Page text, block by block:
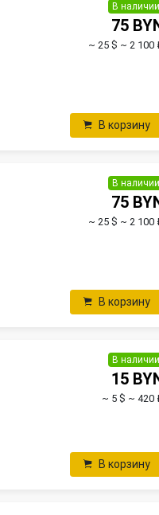
В наличии
75
~ 25 $ ~ 2 100
В корзину
В наличии
75
~ 25 $ ~ 2 100
В корзину
В наличии
15
~ 5 $ ~ 420
В корзину